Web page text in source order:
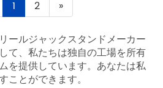
1 2 »
ールジャックスタンドメーカー
て、私たちは独自の工場を所有
を提供しています。あなたは私
ことができます。